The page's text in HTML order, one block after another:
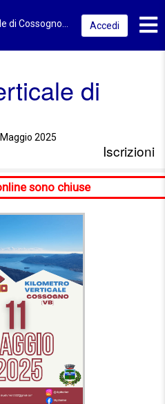
Accedi
di
2025
Iscrizioni
sono chiuse